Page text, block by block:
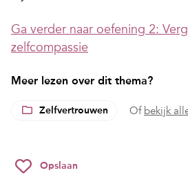
Ga verder naar oefening 2:
zelfcompassie
Meer lezen over dit thema?
Zelfvertrouwen Of bekijk
Opslaan